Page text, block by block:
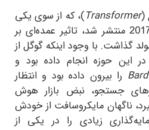
(
Transformer)، که از سوی یکی
از محققان گوگل در سال 2017 منتشر شد، تاثیر عمده‌ای بر
گذاشت. با وجود اینکه گوگل از
این حوزه انجام داده بود و
Bard را بیرون داده بود و انتظار
جستجو، نبض بازار هوش
ناگهان مایکروسافت از خودش
زیادی را در یکی از